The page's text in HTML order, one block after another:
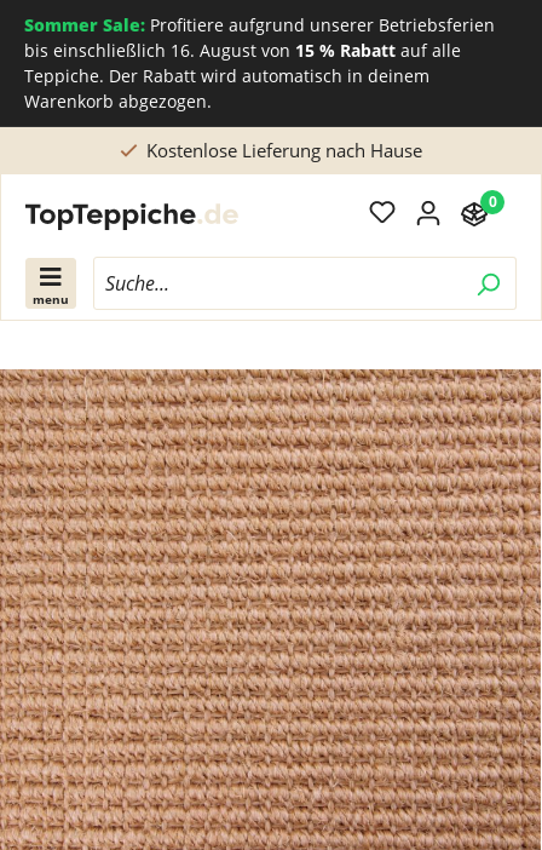
Sommer Sale: Profitiere aufgrund unserer Betriebsferien
bis einschließlich 16. August von 15 % Rabatt auf alle
Teppiche. Der Rabatt wird automatisch in deinem
Warenkorb abgezogen.
Kostenlose Lieferung nach Hause
menu
0